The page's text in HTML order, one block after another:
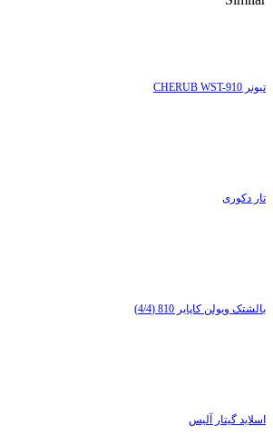
تیونر CHERUB WST-910
تار دکوری
بالشتک ویولن کاپایر 810 (4/4)
اسلاید گیتار آلیس